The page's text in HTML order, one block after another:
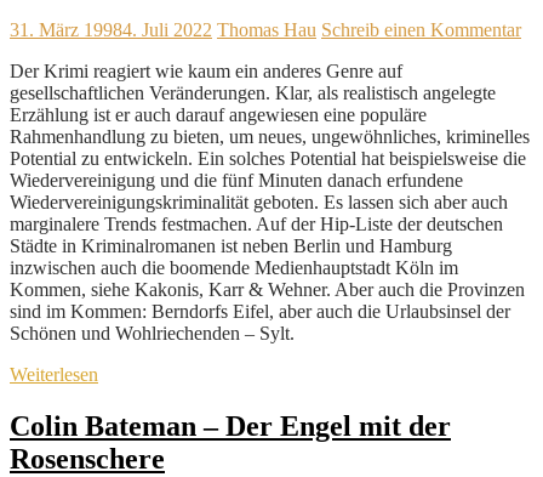
31. März 19984. Juli 2022 Thomas Hau Schreib einen Kommentar
Der Krimi reagiert wie kaum ein anderes Genre auf
gesellschaftlichen Veränderungen. Klar, als realistisch angelegte
Erzählung ist er auch darauf angewiesen eine populäre
Rahmenhandlung zu bieten, um neues, ungewöhnliches, kriminelles
Potential zu entwickeln. Ein solches Potential hat beispielsweise die
Wiedervereinigung und die fünf Minuten danach erfundene
Wiedervereinigungskriminalität geboten. Es lassen sich aber auch
marginalere Trends festmachen. Auf der Hip-Liste der deutschen
Städte in Kriminalromanen ist neben Berlin und Hamburg
inzwischen auch die boomende Medienhauptstadt Köln im
Kommen, siehe Kakonis, Karr & Wehner. Aber auch die Provinzen
sind im Kommen: Berndorfs Eifel, aber auch die Urlaubsinsel der
Schönen und Wohlriechenden – Sylt.
Weiterlesen
Colin Bateman – Der Engel mit der
Rosenschere